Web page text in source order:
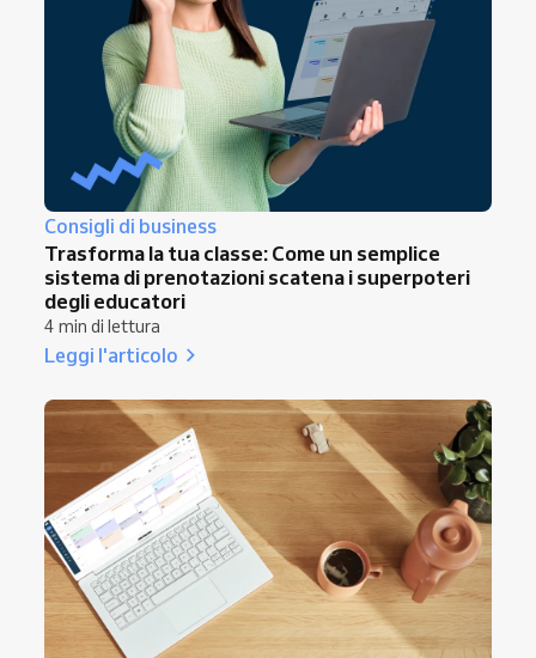
Consigli di business
Trasforma la tua classe: Come un semplice
sistema di prenotazioni scatena i superpoteri
degli educatori
4 min di lettura
Leggi l'articolo